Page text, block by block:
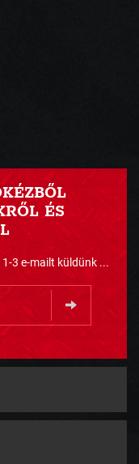
ÉS
3 e-mailt küldünk ...